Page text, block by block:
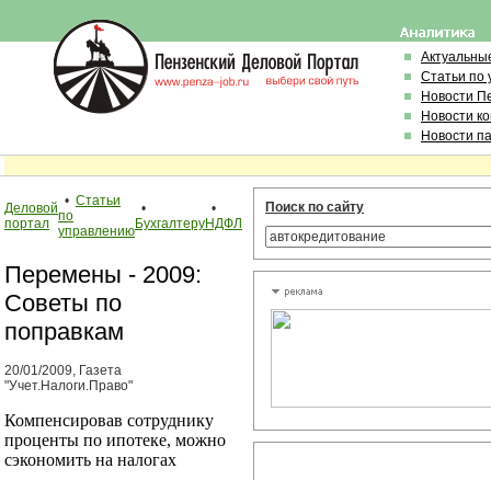
Статьи по
Новости
Новости
Новости
Деловой
портал
• Статьи
по
управлению
•
Бухгалтеру
•
НДФЛ
Перемены - 2009:
Советы по
поправкам
20/01/2009, Газета
"Учет.Налоги.Право"
Компенсировав сотруднику
проценты по ипотеке, можно
сэкономить на налогах
Поиск по сайту